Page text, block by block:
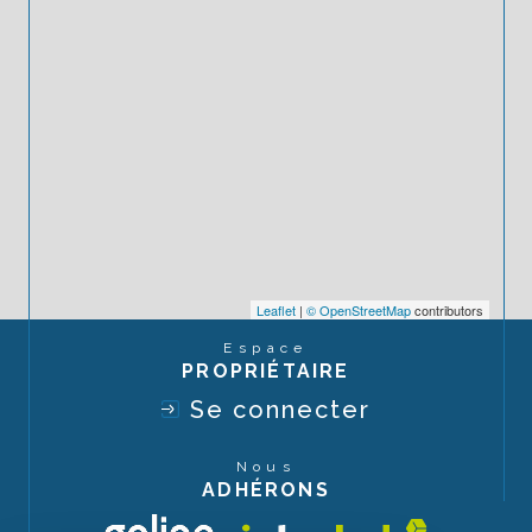
Leaflet | © OpenStreetMapcontributors
Espace
PROPRIÉTAIRE
Se connecter
Nous
ADHÉRONS